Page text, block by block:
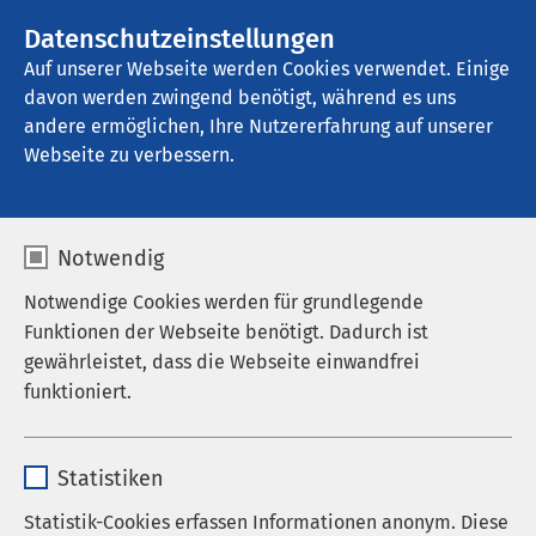
Datenschutzeinstellungen
Auf unserer Webseite werden Cookies verwendet. Einige
davon werden zwingend benötigt, während es uns
andere ermöglichen, Ihre Nutzererfahrung auf unserer
Webseite zu verbessern.
Notwendig
Notwendige Cookies werden für grundlegende
Funktionen der Webseite benötigt. Dadurch ist
gewährleistet, dass die Webseite einwandfrei
funktioniert.
Anbieter sgalinski
Statistiken
Statistik-Cookies erfassen Informationen anonym. Diese
Startseite der AMEOS Gruppe
Aktuelles
Unternehmensblog